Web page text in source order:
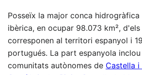
Posseïx la major conca hidrogràfica
ibèrica, en ocupar 98.073 km²,
corresponen al territori espanyol i
portugués. La part espanyola
comunitats autònomes de Castella i